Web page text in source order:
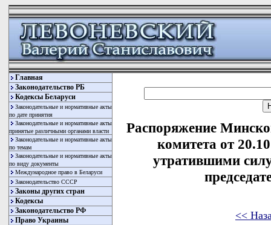
Главная
Законодательство РБ
Кодексы Беларуси
Законодательные и нормативные акты
по дате принятия
Законодательные и нормативные акты
принятые различными органами власти
Законодательные и нормативные акты
по темам
Законодательные и нормативные акты
по виду документы
Международное право в Беларуси
Законодательство СССР
Законы других стран
Кодексы
Законодательство РФ
Право Украины
Распоряжение
комитета от
утратившими
<<